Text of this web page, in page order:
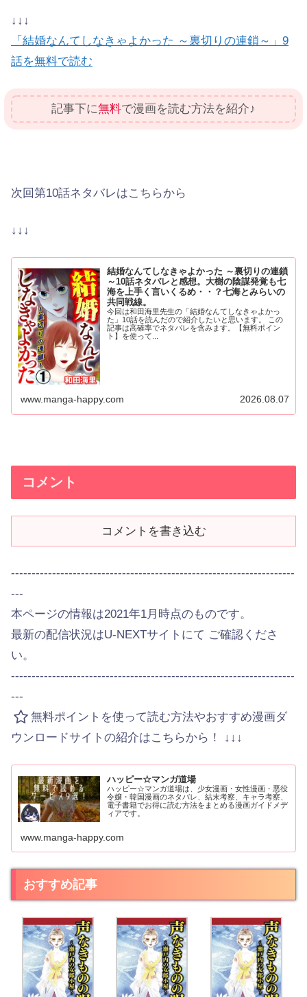
↓↓↓
「結婚なんてしなきゃよかった ～裏切りの連鎖～」9
話を無料で読む
記事下に無料で漫画を読む方法を紹介♪
次回第10話ネタバレはこちらから
↓↓↓
結婚なんてしなきゃよかった ～裏切りの連鎖
～10話ネタバレと感想。大樹の陰謀発覚も七
海を上手く言いくるめ・・？七海とみらいの
共同戦線。
今回は和田海里先生の「結婚なんてしなきゃよかっ
た」10話を読んだので紹介したいと思います。 この
記事は高確率でネタバレを含みます。【無料ポイン
ト】を使って...
www.manga-happy.com 2026.08.07
コメント
コメントを書き込む
---------------------------------------------------------------------
---
本ページの情報は2021年1月時点のものです。
最新の配信状況はU-NEXTサイトにて ご確認くださ
い。
---------------------------------------------------------------------
---
無料ポイントを使って読む方法やおすすめ漫画ダ
ウンロードサイトの紹介はこちらから！ ↓↓↓
ハッピー☆マンガ道場
ハッピー☆マンガ道場は、少女漫画・女性漫画・悪役
令嬢・韓国漫画のネタバレ、結末考察、キャラ考察、
電子書籍でお得に読む方法をまとめる漫画ガイドメデ
ィアです。
www.manga-happy.com
おすすめ記事